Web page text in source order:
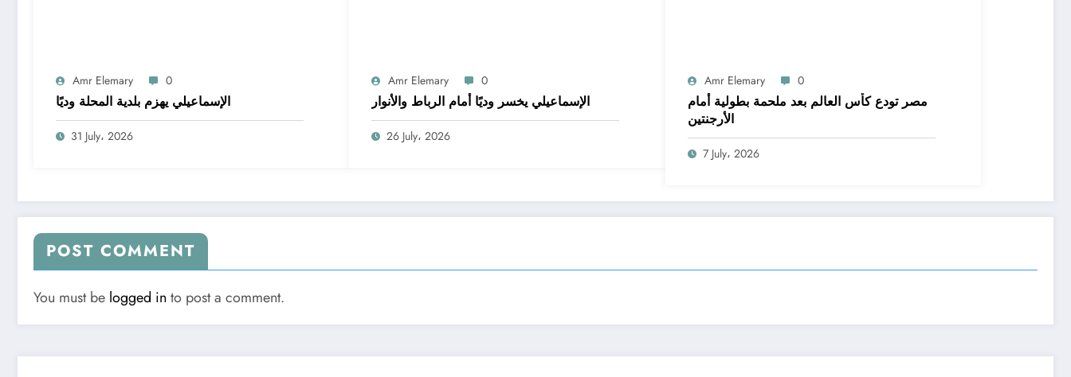
Amr Elemary 0
الإسماعيلي يهزم بلدية المحلة وديًا
31 July، 2026
Amr Elemary 0
الإسماعيلي يخسر وديًا أمام الرباط والأنوار
26 July، 2026
Amr Elemary 0
مصر تودع كأس العالم بعد ملحمة بطولية أمام
الأرجنتين
7 July، 2026
POST COMMENT
You must be logged in to post a comment.